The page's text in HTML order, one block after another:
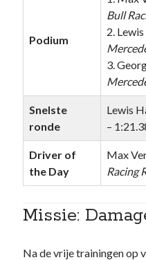
Podium
Bull
2.
3.
Snelste
ronde
Lewis
–
Driver of
the Day
Max
Racing
Missie:
Na de vrije trainingen op